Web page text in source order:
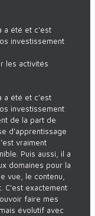
a été et c'est
investissement
les activités
a été et c'est
investissement
de la part de
d'apprentissage
vraiment
Puis aussi, il a
domaines pour la
vue, le contenu,
C'est exactement
faire mes
évolutif avec